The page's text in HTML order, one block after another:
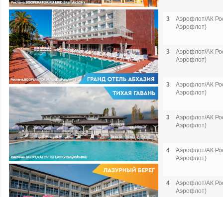
3
Аэрофлот/АК
Аэрофлот)
3
Аэрофлот/АК
Аэрофлот)
3
Аэрофлот/АК
Аэрофлот)
3
Аэрофлот/АК
Аэрофлот)
4
Аэрофлот/АК
Аэрофлот)
4
Аэрофлот/АК
Аэрофлот)